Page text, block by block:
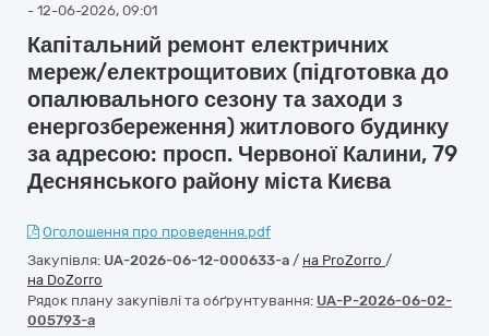
- 12-06-2026, 09:01
Капітальний ремонт електричних
мереж/електрощитових (підготовка до
опалювального сезону та заходи з
енергозбереження) житлового будинку
за адресою: просп. Червоної Калини, 79
Деснянського району міста Києва
Оголошення про проведення.pdf
Закупівля: UA-2026-06-12-000633-a / на ProZorro /
на DoZorro
Рядок плану закупівлі та обґрунтування: UA-P-2026-06-02-
005793-a